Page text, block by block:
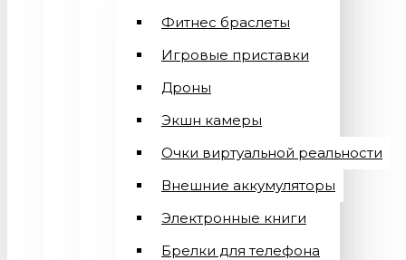
Фитнес браслеты
Игровые приставки
Дроны
Экшн камеры
Очки виртуальной реальности
Внешние аккумуляторы
Электронные книги
Брелки для телефона